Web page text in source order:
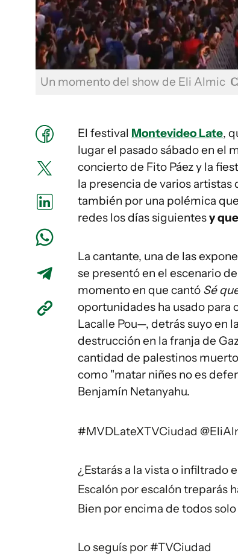
Un momento del show de Eli Almic
El festival Montevideo Late,
lugar el pasado sábado en el
concierto de Fito Páez y la
la presencia de varios
también por una polémica
redes los días siguientesy
La cantante, una de las
se presentó en el escenario
momento en que cantó Sé
oportunidades ha usado para
Lacalle Pou—, detrás suyo en
destrucción en la franja de
cantidad de palestinos
como "matar niñes no es
Benjamín Netanyahu.
#MVDLateXTVCiudad
¿Estarás a la vista o infiltrado
Escalón por escalón treparás
Bien por encima de todos
Lo seguís por#TVCiudad